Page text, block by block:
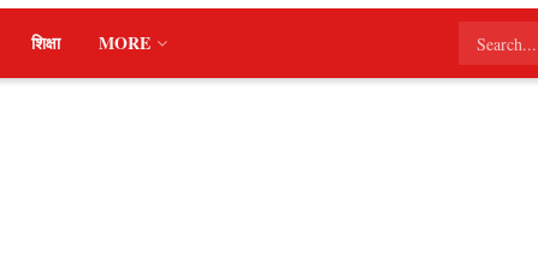
शिक्षा MORE